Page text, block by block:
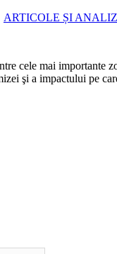
ARTICOLE ȘI
cele mai importante
şi a impactului pe